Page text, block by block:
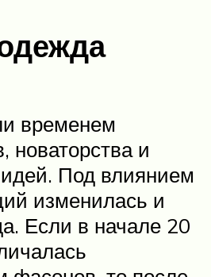
временем
новаторства и
Под влиянием
изменилась и
Если в начале 20